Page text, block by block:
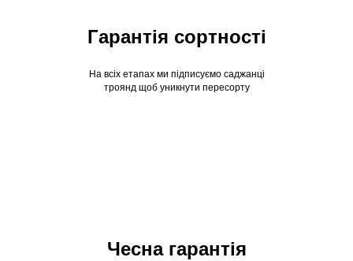
На всіх етапах ми підписуємо саджанці
троянд щоб уникнути пересорту
Гарантія сортності
Чесна гарантія